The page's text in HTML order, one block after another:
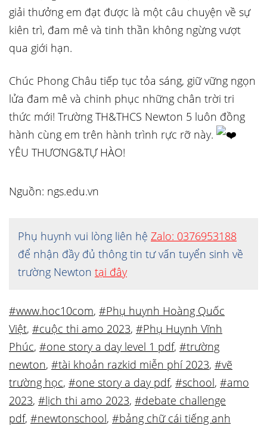
giải thưởng em đạt được là một câu chuyện về sự
kiên trì, đam mê và tinh thần không ngừng vượt
qua giới hạn.
Chúc Phong Châu tiếp tục tỏa sáng, giữ vững ngọn
lửa đam mê và chinh phục những chân trời tri
thức mới! Trường TH&THCS Newton 5 luôn đồng
hành cùng em trên hành trình rực rỡ này.
YÊU THƯƠNG&TỰ HÀO!
Nguồn: ngs.edu.vn
Phụ huynh vui lòng liên hệ Zalo: 0376953188
để nhận đầy đủ thông tin tư vấn tuyển sinh về
trường Newton tại đây
#www.hoc10com, #Phụ huynh Hoàng Quốc
Việt, #cuộc thi amo 2023, #Phụ Huynh Vĩnh
Phúc, #one story a day level 1 pdf, #trường
newton, #tài khoản razkid miễn phí 2023, #vẽ
trường học, #one story a day pdf, #school, #amo
2023, #lịch thi amo 2023, #debate challenge
pdf, #newtonschool, #bảng chữ cái tiếng anh